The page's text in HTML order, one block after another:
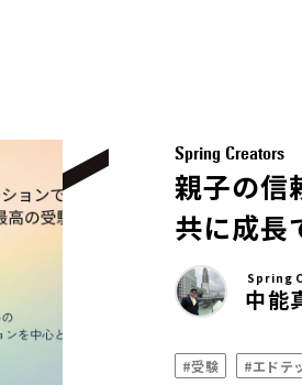
Spring Creators
親子の信
共に成長
Spring
中能
#受験 #エドテ